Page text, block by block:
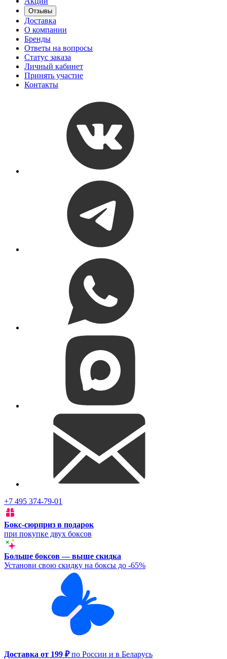
Отзывы
Доставка
О компании
Бренды
Ответы на вопросы
Статус заказа
Личный кабинет
Принять участие
Контакты
+7 495 374-79-01
Бокс-сюрприз в подарок
при покупке двух боксов
Больше боксов — выше скидка
Установи свою скидку на боксы до -65%
Доставка от 199 ₽по России и в Беларусь